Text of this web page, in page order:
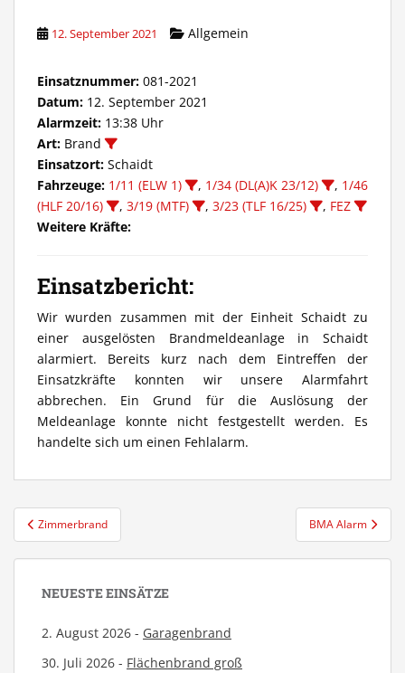
12. September 2021 Allgemein
Einsatznummer: 081-2021
Datum: 12. September 2021
Alarmzeit: 13:38 Uhr
Art: Brand
Einsatzort: Schaidt
Fahrzeuge: 1/11 (ELW 1) , 1/34 (DL(A)K 23/12) , 1/46
(HLF 20/16)
, 3/19 (MTF) , 3/23 (TLF 16/25) , FEZ
Weitere Kräfte:
Einsatzbericht:
Wir wurden zusammen mit der Einheit Schaidt zu
einer ausgelösten Brandmeldeanlage in Schaidt
alarmiert. Bereits kurz nach dem Eintreffen der
Einsatzkräfte konnten wir unsere Alarmfahrt
abbrechen. Ein Grund für die Auslösung der
Meldeanlage konnte nicht festgestellt werden. Es
handelte sich um einen Fehlalarm.
Beitragsnavigation
Zimmerbrand BMA Alarm
NEUESTE EINSÄTZE
2. August 2026 - Garagenbrand
30. Juli 2026 - Flächenbrand groß